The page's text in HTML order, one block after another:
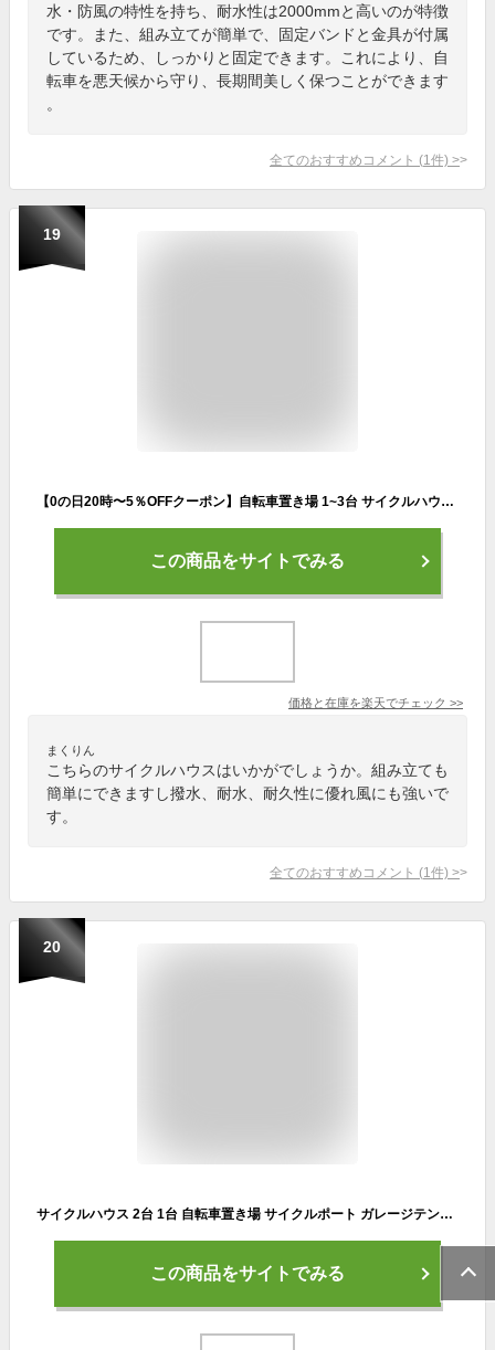
水・防風の特性を持ち、耐水性は2000mmと高いのが特徴
です。また、組み立てが簡単で、固定バンドと金具が付属
しているため、しっかりと固定できます。これにより、自
転車を悪天候から守り、長期間美しく保つことができます
。
全てのおすすめコメント (1 件) >
19
【0の日20時〜5％OFFクーポン】自転車置き場 1~3台 サイクルハウス 屋根 家庭用 DIY バイク ガレージ ガレージテント 耐水圧 保管 丈夫 収納 屋外 雨よけ 日よけ 耐久性 撥水 サイクルガレージ 自転車置き場 物置 おしゃれ 自転車置場 駐輪場 サイクルポート 台
この商品をサイトでみる
価格と在庫を楽天でチェック >>
まくりん
こちらのサイクルハウスはいかがでしょうか。組み立ても
簡単にできますし撥水、耐水、耐久性に優れ風にも強いで
す。
全てのおすすめコメント (1 件) >
20
サイクルハウス 2台 1台 自転車置き場 サイクルポート ガレージテント DIY おしゃれ 物置 サイクルガレージ ACI-2SBR
この商品をサイトでみる